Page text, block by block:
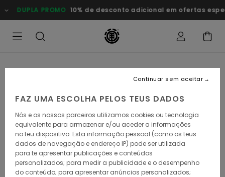
para
a
DUPLA PROMO 10% de desconto adicional em ofertas
FAZ UMA ESCOLHA PELOS TEUS DADOS
Nós e os nossos parceiros utilizamos cookies ou tecnologia
equivalente para armazenar e/ou aceder a informações
no teu dispositivo. Esta informação pessoal (como os teus
dados de navegação e endereço IP) pode ser utilizada
para te apresentar publicações e conteúdos
personalizados; para medir a publicidade e o desempenho
do conteúdo; para apresentar anúncios personalizados;
Continuar sem aceitar